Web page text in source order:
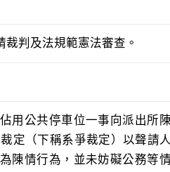
判及法規範憲法審查。
用公共停車位一事向派出所
定（下稱系爭裁定）以聲請
陳情行為，並未妨礙公務等